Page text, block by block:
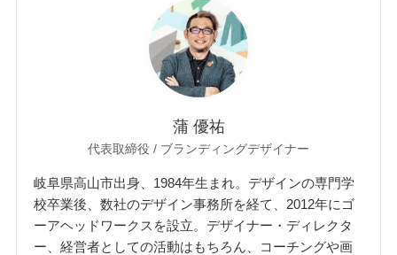
蒲 優祐
代表取締役 / ブランディングデザイナー
岐阜県高山市出身、1984年生まれ。デザインの専門学
校卒業後、数社のデザイン事務所を経て、2012年にゴ
ーアヘッドワークスを設立。デザイナー・ディレクタ
ー、経営者としての活動はもちろん、コーチングや画